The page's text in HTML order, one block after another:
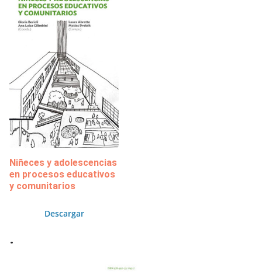
Niñeces y adolescencias
en procesos educativos
y comunitarios
Descargar
.